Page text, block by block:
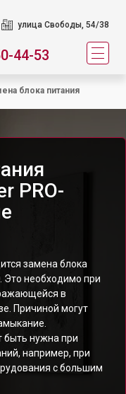
улица Свободы, 54/38
44-53
блока питания
PRO-
замена блока
Это необходимо при
в
Причиной могут
быть нужна при
например, при
с большим